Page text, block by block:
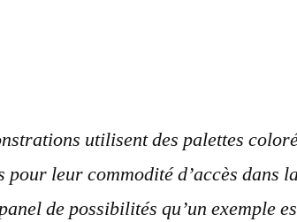
utilisent des palettes
pour leur commodité d’accès dans
de possibilités qu’un exemple